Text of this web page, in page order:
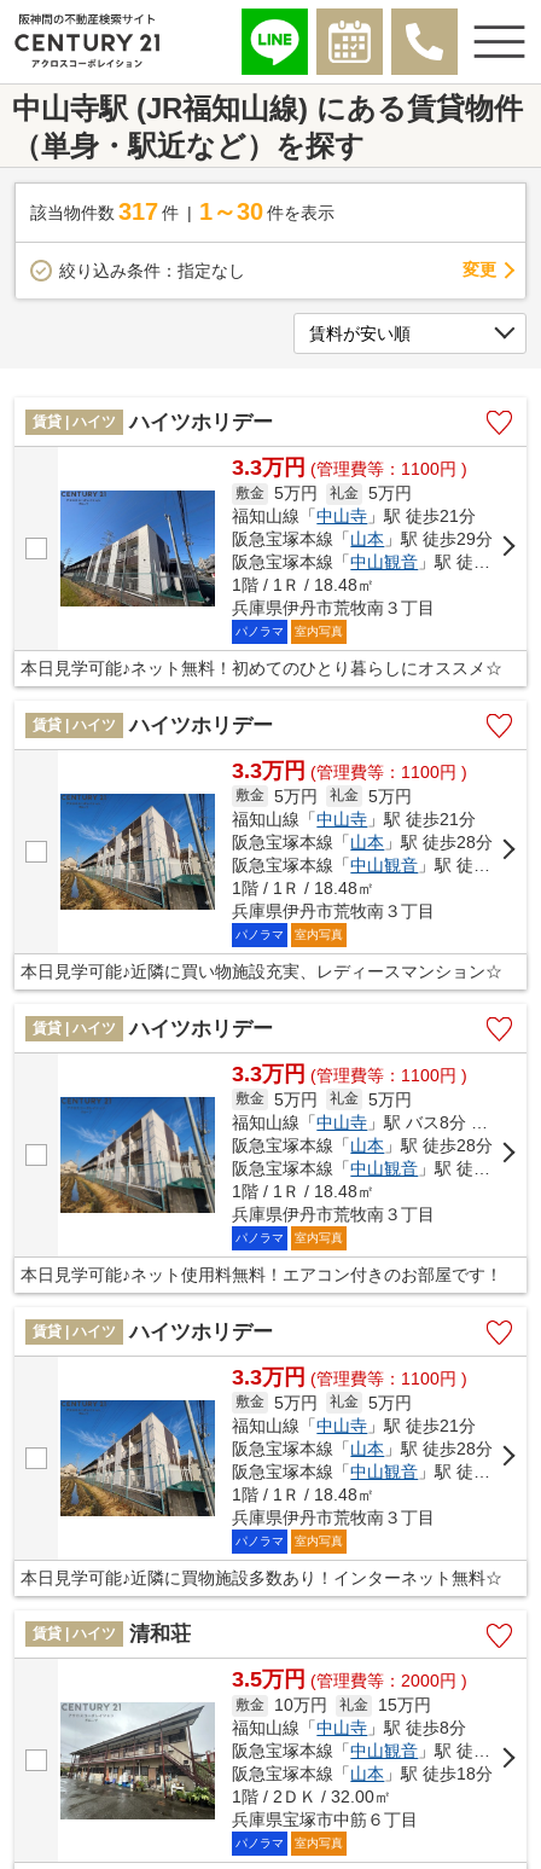
中山寺駅 (JR福知山線) にある賃貸物件
（単身・駅近など）を探す
該当物件数 317件 1～30 件を表示
絞り込み条件： 指定なし 変更
賃貸 | ハイツ ハイツホリデー
3.3万円 (管理費等：1100円 )
敷金 5万円 礼金 5万円
福知山線「中山寺 」駅 徒歩21分
阪急宝塚本線「山本 」駅 徒歩29分
阪急宝塚本線「中山観音 」駅 徒歩31分
1階 / 1Ｒ / 18.48㎡
兵庫県伊丹市荒牧南３丁目
パノラマ 室内写真
本日見学可能♪ネット無料！初めてのひとり暮らしにオススメ☆
賃貸 | ハイツ ハイツホリデー
3.3万円 (管理費等：1100円 )
敷金 5万円 礼金 5万円
福知山線「中山寺 」駅 徒歩21分
阪急宝塚本線「山本 」駅 徒歩28分
阪急宝塚本線「中山観音 」駅 徒歩29分
1階 / 1Ｒ / 18.48㎡
兵庫県伊丹市荒牧南３丁目
パノラマ 室内写真
本日見学可能♪近隣に買い物施設充実、レディースマンション☆
賃貸 | ハイツ ハイツホリデー
3.3万円 (管理費等：1100円 )
敷金 5万円 礼金 5万円
福知山線「中山寺 」駅 バス8分 「桑田（兵庫県）」 停歩5分
阪急宝塚本線「山本 」駅 徒歩28分
阪急宝塚本線「中山観音 」駅 徒歩29分
1階 / 1Ｒ / 18.48㎡
兵庫県伊丹市荒牧南３丁目
パノラマ 室内写真
本日見学可能♪ネット使用料無料！エアコン付きのお部屋です！
賃貸 | ハイツ ハイツホリデー
3.3万円 (管理費等：1100円 )
敷金 5万円 礼金 5万円
福知山線「中山寺 」駅 徒歩21分
阪急宝塚本線「山本 」駅 徒歩28分
阪急宝塚本線「中山観音 」駅 徒歩29分
1階 / 1Ｒ / 18.48㎡
兵庫県伊丹市荒牧南３丁目
パノラマ 室内写真
本日見学可能♪近隣に買物施設多数あり！インターネット無料☆
賃貸 | ハイツ 清和荘
3.5万円 (管理費等：2000円 )
敷金 10万円 礼金
15万円
福知山線「中山寺 」駅 徒歩8分
阪急宝塚本線「中山観音 」駅 徒歩18分
阪急宝塚本線「山本 」駅 徒歩18分
1階 / 2ＤＫ / 32.00㎡
兵庫県宝塚市中筋６丁目
パノラマ 室内写真